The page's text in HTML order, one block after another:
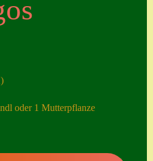
ngen
oder 1 Mutterpflanze